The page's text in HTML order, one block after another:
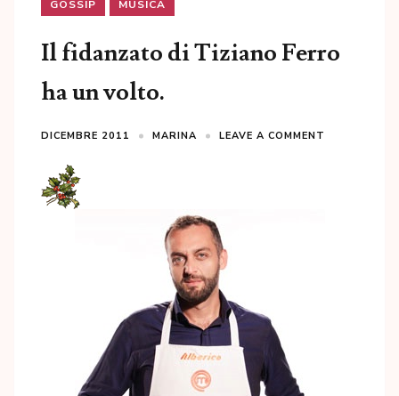
GOSSIP MUSICA
Il fidanzato di Tiziano Ferro
ha un volto.
DICEMBRE 2011 MARINA LEAVE A COMMENT